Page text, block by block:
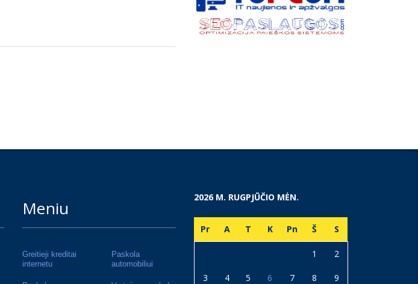
Meniu
Greitieji kreditai
internetu
Paskola
automobiliui
2026 M. RUGPJŪČIO MĖN.
Pr A T K Pn Š S
1 2
3 4 5 6 7 8 9